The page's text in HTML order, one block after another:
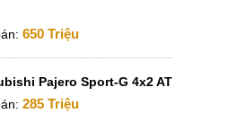
650 Triệu
Pajero Sport-G 4x2 AT
285 Triệu